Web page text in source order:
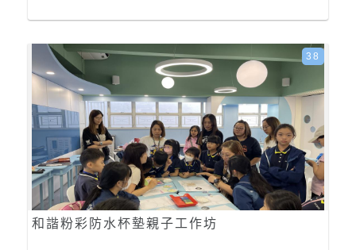
和諧粉彩防水杯墊親子工作坊
38